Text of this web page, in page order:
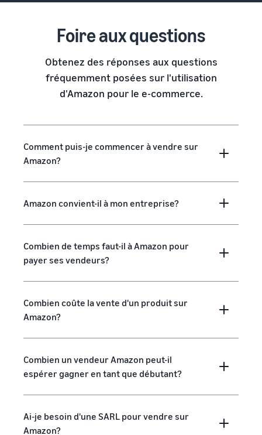
Foire aux questions
Obtenez des réponses aux questions
fréquemment posées sur l'utilisation
d'Amazon pour le e-commerce.
Comment puis-je commencer à vendre sur
Amazon?
Amazon convient-il à mon entreprise?
Combien de temps faut-il à Amazon pour
payer ses vendeurs?
Combien coûte la vente d'un produit sur
Amazon?
Combien un vendeur Amazon peut-il
espérer gagner en tant que débutant?
Ai-je besoin d'une SARL pour vendre sur
Amazon?